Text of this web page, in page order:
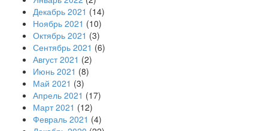
Декабрь 2021 (14)
Ноябрь 2021 (10)
Октябрь 2021 (3)
Сентябрь 2021 (6)
Август 2021 (2)
Июнь 2021 (8)
Май 2021 (3)
Апрель 2021 (17)
Март 2021 (12)
Февраль 2021 (4)